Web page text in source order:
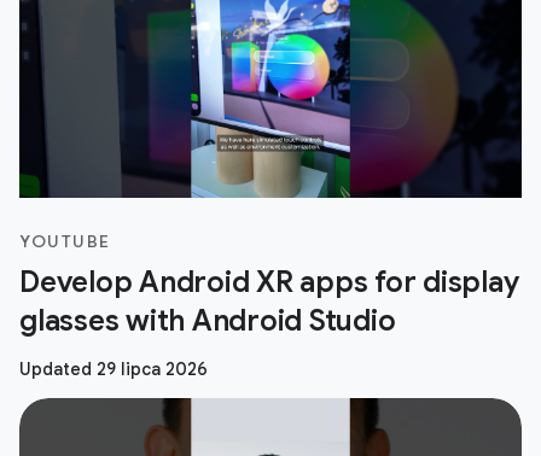
YOUTUBE
Develop Android XR apps for display
glasses with Android Studio
Updated 29 lipca 2026